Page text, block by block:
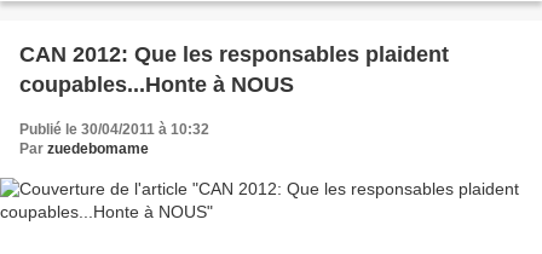
CAN 2012: Que les responsables plaident
coupables...Honte à NOUS
Publié le 30/04/2011 à 10:32
Par zuedebomame